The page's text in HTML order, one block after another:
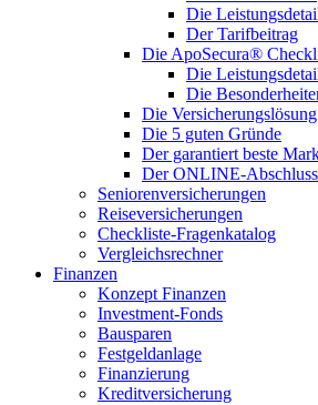
Die
Der Tarifbeitrag
Die ApoSecura®
Die
Die
Die Versicherungslösung
Die 5 guten Gründe
Der garantiert beste
Der ONLINE-Abschluss
Seniorenversicherungen
Reiseversicherungen
Checkliste-Fragenkatalog
Vergleichsrechner
Finanzen
Konzept Finanzen
Investment-Fonds
Bausparen
Festgeldanlage
Finanzierung
Kreditversicherung